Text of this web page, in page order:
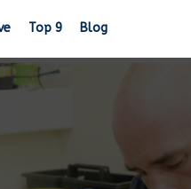
Top 9 Blog